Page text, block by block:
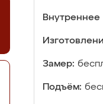
Замер:
Подъём: